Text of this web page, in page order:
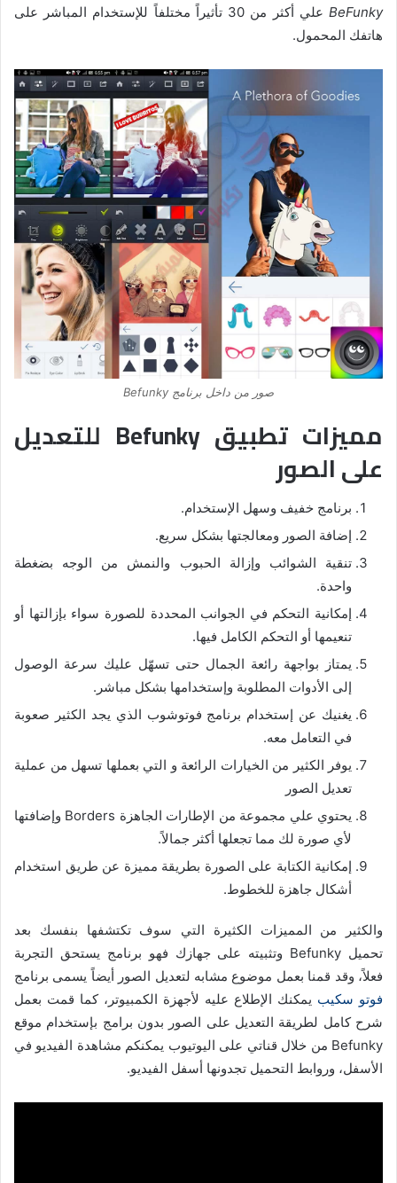
BeFunky
علي أكثر من 30 تأثيراً مختلفاً للإستخدام المباشر على
هاتفك المحمول.
صور من داخل برنامج Befunky
مميزات تطبيق Befunky للتعديل
على الصور
برنامج خفيف وسهل الإستخدام.
إضافة الصور ومعالجتها بشكل سريع.
تنقية الشوائب وإزالة الحبوب والنمش من الوجه بضغطة
واحدة.
إمكانية التحكم في الجوانب المحددة للصورة سواء بإزالتها أو
تنعيمها أو التحكم الكامل فيها.
يمتاز بواجهة رائعة الجمال حتى تسهّل عليك سرعة الوصول
إلى الأدوات المطلوبة وإستخدامها بشكل مباشر.
يغنيك عن إستخدام برنامج فوتوشوب الذي يجد الكثير صعوبة
في التعامل معه.
يوفر الكثير من الخيارات الرائعة و التي بعملها تسهل من عملية
تعديل الصور
يحتوي علي مجموعة من الإطارات الجاهزة Borders وإضافتها
لأي صورة لك مما تجعلها أكثر جمالاً.
إمكانية الكتابة على الصورة بطريقة مميزة عن طريق استخدام
أشكال جاهزة للخطوط.
والكثير من المميزات الكثيرة التي سوف تكتشفها بنفسك بعد
تحميل Befunky وتثبيته على جهازك فهو برنامج يستحق التجربة
فعلاً، وقد قمنا بعمل موضوع مشابه لتعديل الصور أيضاً يسمى برنامج
فوتو سكيب يمكنك الإطلاع عليه لأجهزة الكمبيوتر، كما قمت بعمل
شرح كامل لطريقة التعديل على الصور بدون برامج بإستخدام موقع
Befunky من خلال قناتي على اليوتيوب يمكنكم مشاهدة الفيديو في
الأسفل، وروابط التحميل تجدونها أسفل الفيديو.